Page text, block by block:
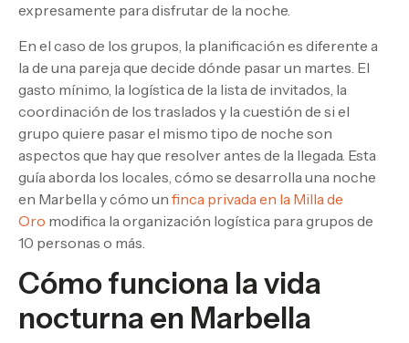
expresamente para disfrutar de la noche.
En el caso de los grupos, la planificación es diferente a
la de una pareja que decide dónde pasar un martes. El
gasto mínimo, la logística de la lista de invitados, la
coordinación de los traslados y la cuestión de si el
grupo quiere pasar el mismo tipo de noche son
aspectos que hay que resolver antes de la llegada. Esta
guía aborda los locales, cómo se desarrolla una noche
en Marbella y cómo un finca privada en la Milla de
Oro modifica la organización logística para grupos de
10 personas o más.
Cómo funciona la vida
nocturna en Marbella